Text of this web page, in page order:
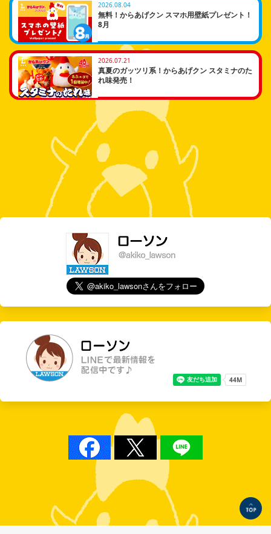
2026.08.04
無料！からあげクン スマホ用壁紙プレゼント！
8月
2026.07.21
真夏のガッツリ系！からあげクン スタミナのた
れ味発売！
TOP